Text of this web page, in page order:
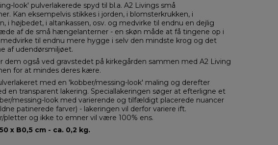
look' pulverlakerede spyd til bl.a. A2 Livings små
Kan eksempelvis stikkes i jorden, i blomsterkrukken, i
i højbedet, i altankassen, osv. og medvirke til endnu en dejlig
af de små hængelanterner - en skøn måde at få tingene op i
til endnu mere hygge i selv den mindste krog og det
af udendørsmiljøet.
dem også ved gravstedet på kirkegården sammen med A2 Living
for at mindes deres kære.
med en 'kobber/messing-look' maling og derefter
en transparent lakering. Speciallakeringen søger at efterligne et
messing-look med varierende og tilfældigt placerede nuancer
patinerede farver) - lakeringen vil derfor variere ift.
pletter og ikke to emner vil være 100% ens.
x B0,5 cm - ca. 0,2 kg.